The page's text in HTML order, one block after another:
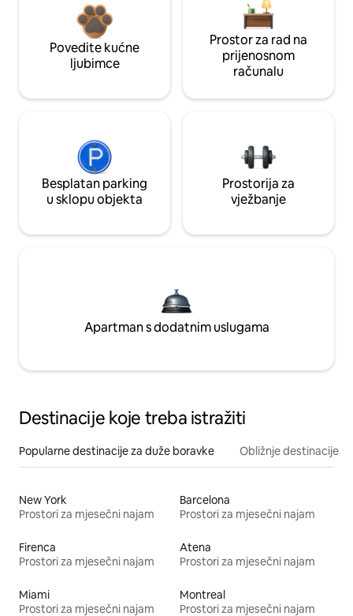
Povedite kućne
ljubimce
Prostor za rad na
prijenosnom
računalu
Besplatan parking
u sklopu objekta
Prostorija za
vježbanje
Apartman s dodatnim uslugama
Destinacije koje treba istražiti
Popularne destinacije za duže boravke Obližnje destinacije
New York
Prostori za mjesečni najam
Barcelona
Prostori za mjesečni najam
Firenca
Prostori za mjesečni najam
Atena
Prostori za mjesečni najam
Miami
Prostori za mjesečni najam
Montreal
Prostori za mjesečni najam